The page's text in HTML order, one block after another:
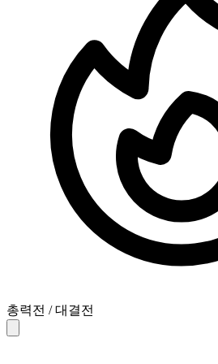
총력전 / 대결전